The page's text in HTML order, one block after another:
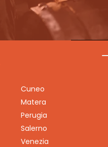
Cuneo
Matera
Perugia
Salerno
Venezia